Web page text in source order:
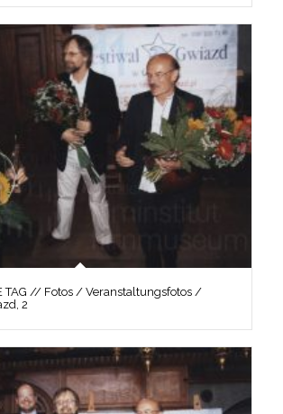
TAG // Fotos / Veranstaltungsfotos /
2